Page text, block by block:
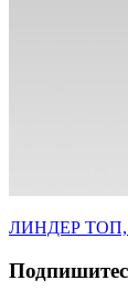
ЛИНДЕР